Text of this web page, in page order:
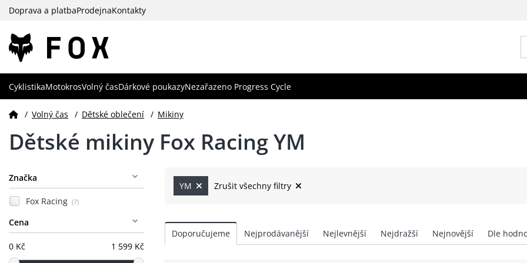
Doprava a platbaProdejnaKontakty
CyklistikaMotokrosVolný časDárkové poukazyNezařazeno Progress Cycle
/ Volný čas / Dětské oblečení / Mikiny
Dětské mikiny Fox Racing YM
Značka
Fox Racing (7)
Cena
0 Kč 1 599 Kč
YM Zrušit všechny filtry